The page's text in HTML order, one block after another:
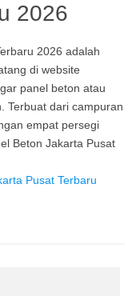
2026
2026 adalah
di website
panel beton atau
Terbuat dari campuran
empat persegi
Beton Jakarta Pusat
Pusat Terbaru